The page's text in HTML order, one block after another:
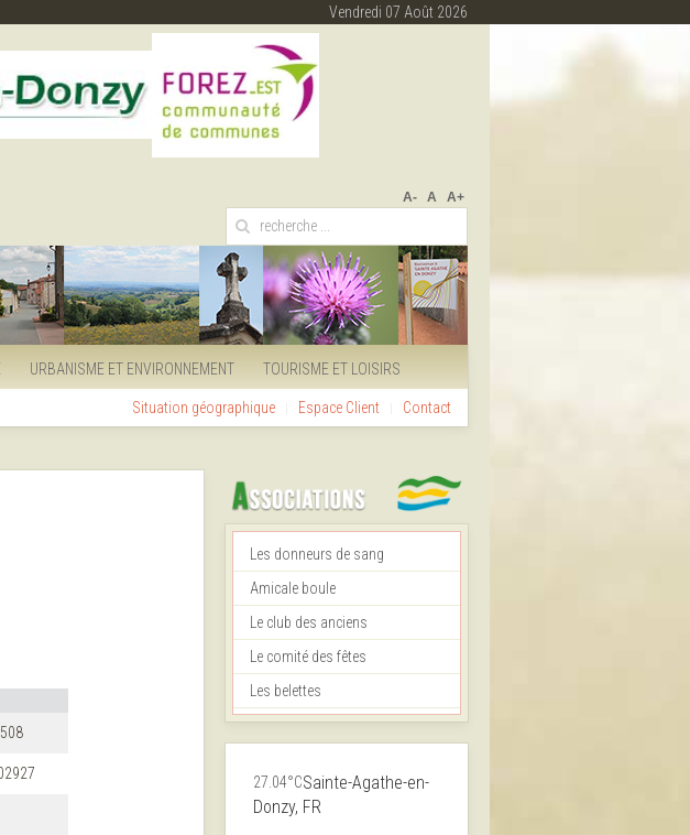
Vendredi 07 Août 2026
A- A A+
URBANISME ET ENVIRONNEMENT TOURISME ET LOISIRS
Situation géographique Espace Client Contact
Les donneurs de sang
Amicale boule
Le club des anciens
Le comité des fêtes
Les belettes
27.04°CSainte-Agathe-en-
Donzy, FR